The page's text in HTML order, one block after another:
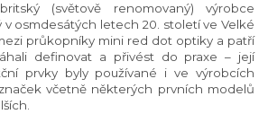
(světově renomovaný) výrobce
v osmdesátých letech 20. století ve Velké
průkopníky mini red dot optiky a patří
definovat a přivést do praxe – její
prvky byly používané i ve výrobcích
včetně některých prvních modelů